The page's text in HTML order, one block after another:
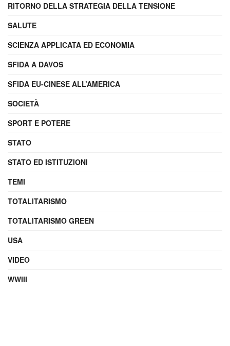
RITORNO DELLA STRATEGIA DELLA TENSIONE
SALUTE
SCIENZA APPLICATA ED ECONOMIA
SFIDA A DAVOS
SFIDA EU-CINESE ALL’AMERICA
SOCIETÀ
SPORT E POTERE
STATO
STATO ED ISTITUZIONI
TEMI
TOTALITARISMO
TOTALITARISMO GREEN
USA
VIDEO
WWIII